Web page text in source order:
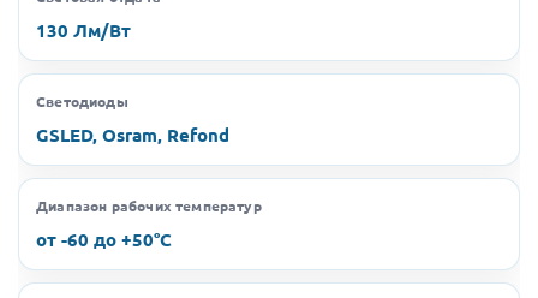
130 Лм/Вт
Светодиоды
GSLED, Osram, Refond
Диапазон рабочих температур
от -60 до +50°C